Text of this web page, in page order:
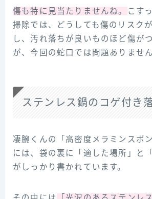
傷も特に見当たりませんね。
こす
掃除では、どうしても傷のリスク
し、汚れ落ちが良いものほど傷が
が、今回の蛇口では問題ありませ
ステンレス鍋のコゲ付き
凄腕くんの「高密度メラミンスポ
には、袋の裏に「適した場所」と
がしっかり書かれています。